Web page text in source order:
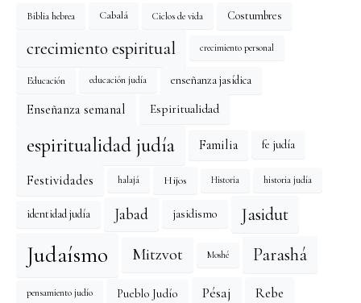
Biblia hebrea Cabalá Ciclos de vida Costumbres
crecimiento espiritual crecimiento personal
Educación educación judía enseñanza jasídica
Enseñanza semanal Espiritualidad
espiritualidad judía Familia fe judía
Festividades halajá Hijos Historia historia judía
identidad judía Jabad jasidismo Jasidut
Judaísmo Mitzvot Moshé Parashá
pensamiento judío Pueblo Judío Pésaj Rebe